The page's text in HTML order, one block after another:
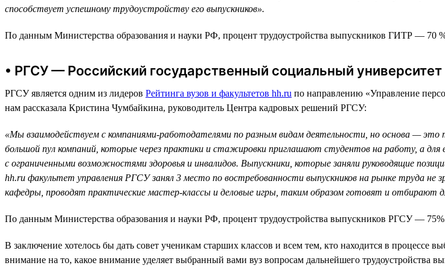
способствует успешному трудоустройству его выпускников».
По данным Министерства образования и науки РФ, процент трудоустройства выпускников ГИТР — 70
• РГСУ — Российский государственный социальный университет
РГСУ является одним из лидеров Рейтинга вузов и факультетов hh.ru по направлению «Управление
нам рассказала Кристина Чумбайкина, руководитель Центра кадровых решений РГСУ:
«Мы взаимодействуем с компаниями-работодателями по разным видам деятельности, но основа —
большой пул компаний, которые через практики и стажировки приглашают студентов на работу, а для
с ограниченными возможностями здоровья и инвалидов. Выпускники, которые заняли руководящие
hh.ru факультет управления РГСУ занял 3 место по востребованности выпускников на рынке труда
кафедры, проводят практические мастер-классы и деловые игры, таким образом готовят и отбирают
По данным Министерства образования и науки РФ, процент трудоустройства выпускников РГСУ —
В заключение хотелось бы дать совет ученикам старших классов и всем тем, кто находится в процессе
внимание на то, какое внимание уделяет выбранный вами вуз вопросам дальнейшего трудоустройства